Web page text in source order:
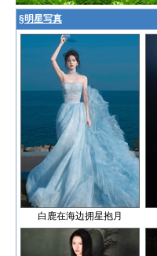
§明星写真
白鹿在海边拥星抱月